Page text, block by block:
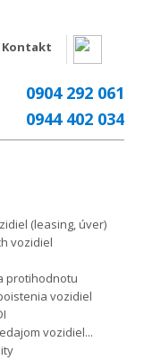
Kontakt
0904 292 061
0944 402 034
(leasing, úver)
vozidiel
protihodnotu
vozidiel
vozidiel...